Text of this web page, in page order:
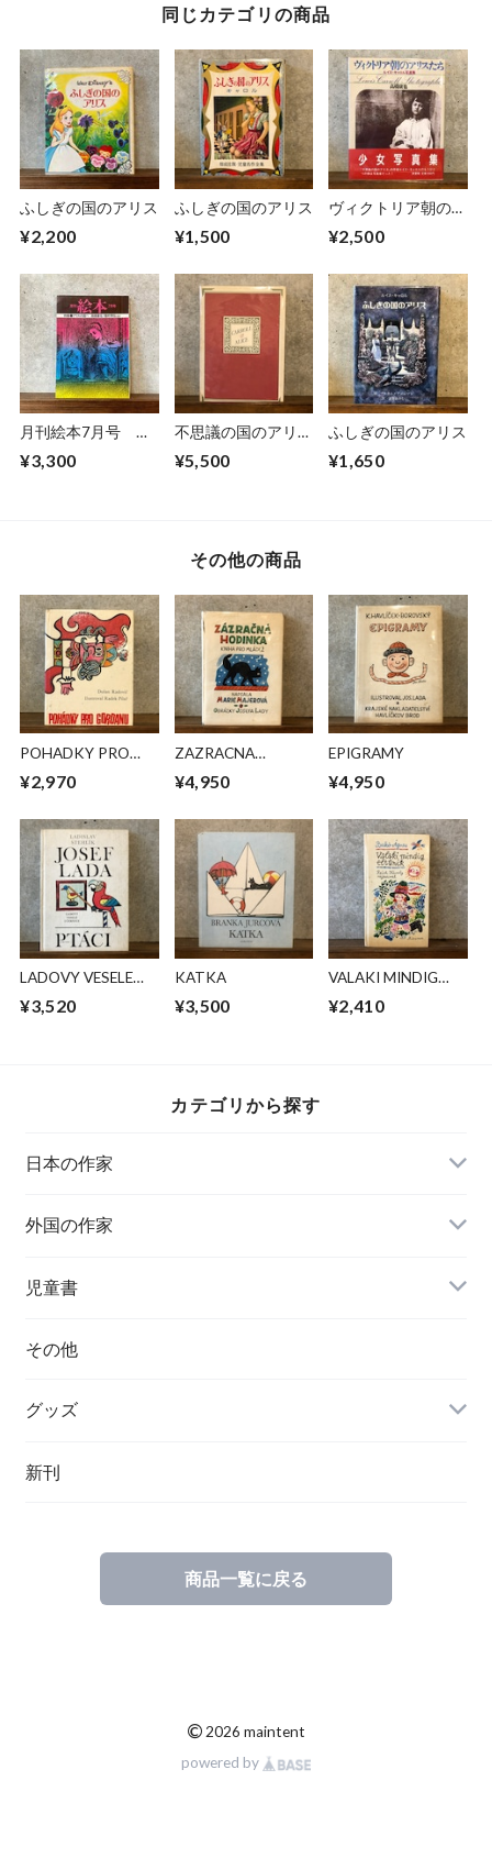
同じカテゴリの商品
ふしぎの国のアリス
¥2,200
ふしぎの国のアリス
¥1,500
ヴィクトリア朝のア
¥2,500
月刊絵本7月号 ア
¥3,300
不思議の国のアリス
¥5,500
ふしぎの国のアリス
¥1,650
その他の商品
POHADKY PRO
¥2,970
ZAZRACNA
¥4,950
EPIGRAMY
¥4,950
LADOVY VESELE
¥3,520
KATKA
¥3,500
VALAKI MINDIG
¥2,410
カテゴリから探す
日本の作家
外国の作家
チェコ
ハンガリー
その他
ポーランド
児童書
その他
グッズ
新刊
商品一覧に戻る
© 2026 maintent
powered by